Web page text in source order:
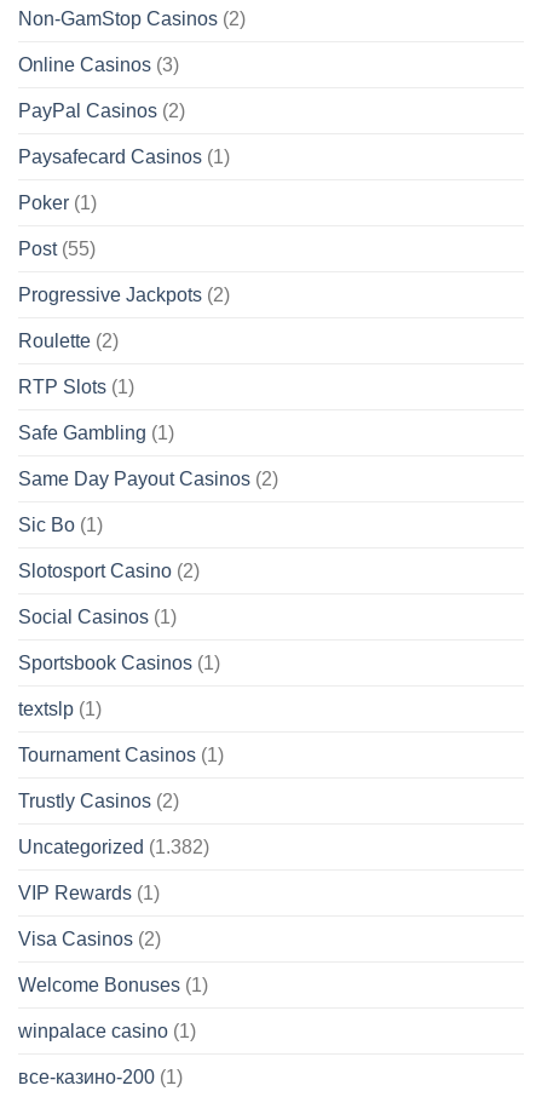
Non-GamStop Casinos (2)
Online Casinos (3)
PayPal Casinos (2)
Paysafecard Casinos (1)
Poker (1)
Post(55)
Progressive Jackpots (2)
Roulette (2)
RTP Slots (1)
Safe Gambling (1)
Same Day Payout Casinos (2)
Sic Bo (1)
Slotosport Casino (2)
Social Casinos (1)
Sportsbook Casinos (1)
textslp (1)
Tournament Casinos (1)
Trustly Casinos (2)
Uncategorized (1.382)
VIP Rewards (1)
Visa Casinos (2)
Welcome Bonuses (1)
winpalace casino (1)
все-казино-200 (1)